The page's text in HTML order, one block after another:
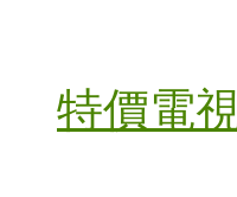
特價電